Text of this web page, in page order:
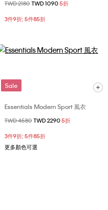
價格扣減從
TWD 2180 至
TWD 1090 5折
3件9折; 5件85折
Sale
Essentials Modern Sport 風衣
價格扣減從
TWD 4580 至
TWD 2290 5折
3件9折; 5件85折
更多顏色可選